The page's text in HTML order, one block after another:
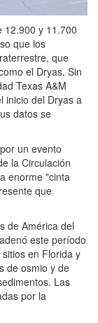
12.900 y 11.700
que los
que
el Dryas. Sin
Texas A&M
inicio del Dryas a
datos se
un evento
la Circulación
enorme "cinta
que
de América del
este período
en Florida y
de osmio y de
Las
por la